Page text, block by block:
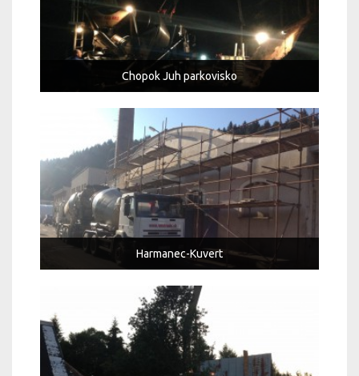
Chopok Juh parkovisko
Harmanec-Kuvert